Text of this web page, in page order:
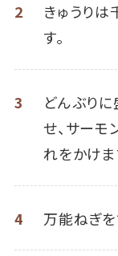
2
きゅうり
す。
3
どんぶり
せ、サーモ
れをかけま
4 万能ねぎを